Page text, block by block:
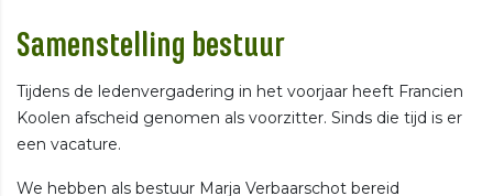
Samenstelling bestuur
Tijdens de ledenvergadering in het voorjaar heeft Francien
Koolen afscheid genomen als voorzitter. Sinds die tijd is er
een vacature.
We hebben als bestuur Marja Verbaarschot bereid